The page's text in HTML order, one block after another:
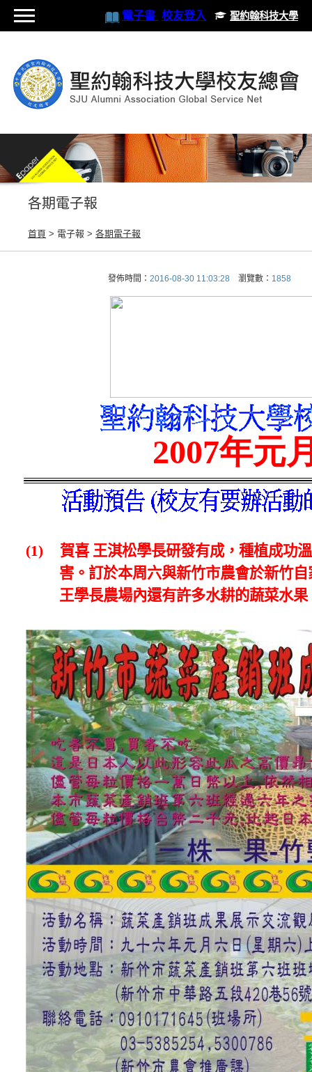
電子書 校友登入 聖約翰科技大學
各期電子報
首頁 > 電子報 > 各期電子報
發佈時間： 2016-08-30 11:03:28 瀏覽數： 1858
2007年元
(1) 賀喜 王淇松學長研發有成，種植成功
害。訂於本周六與新竹市農會於新竹自
王學長農場內還有許多水耕的蔬菜水